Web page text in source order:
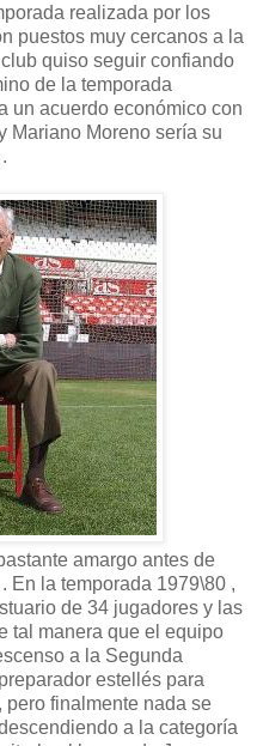
realizada por los
puestos muy cercanos a la
quiso seguir confiando
de la temporada
un acuerdo económico con
Mariano Moreno sería su
amargo antes de
En la temporada 1979\80 ,
de 34 jugadores y las
tal manera que el equipo
a la Segunda
estellés para
finalmente nada se
a la categoría